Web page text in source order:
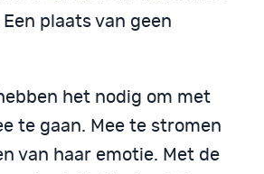
plaats van geen
het nodig om met
te gaan. Mee te stromen
van haar emotie. Met de